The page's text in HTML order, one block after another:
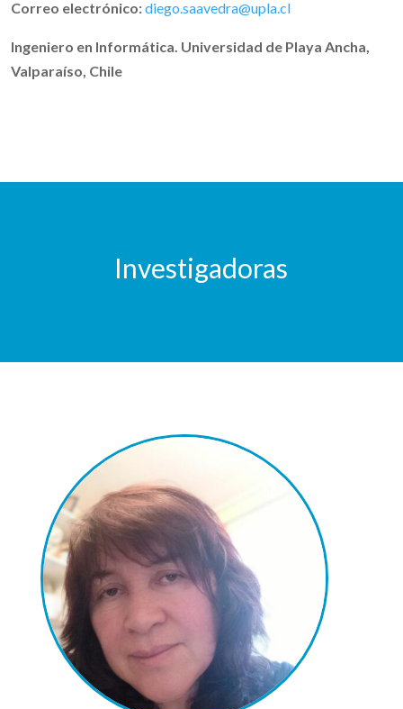
Correo electrónico:diego.saavedra@upla.cl
Ingeniero en Informática. Universidad de Playa Ancha,
Valparaíso, Chile
Investigadoras